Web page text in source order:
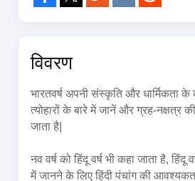
विवरण
भारतवर्ष अपनी संस्कृति और धार्मिकता के
त्योहारों के बारे में जानें और ग्रह-नक्षत्र
जाता है|
नव वर्ष को हिंदू वर्ष भी कहा जाता है,
में जानने के लिए हिंदी पंचांग की